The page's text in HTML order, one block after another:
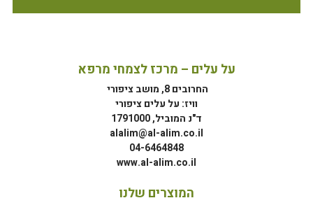
על עלים – מרכז לצמחי מרפא
החרובים 8, מושב ציפורי
וויז: על עלים ציפורי
ד"נ המוביל, 1791000
alalim@al-alim.co.il
04-6464848
www.al-alim.co.il
המוצרים שלנו